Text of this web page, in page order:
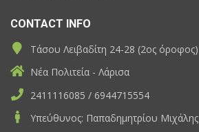
CONTACT INFO
Τάσου Λειβαδίτη 24-28 (2ος όροφος)
Νέα Πολιτεία - Λάρισα
2411116085 / 6944715554
Υπεύθυνος: Παπαδημητρίου Μιχάλης